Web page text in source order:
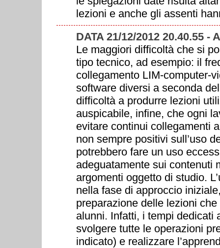
lezioni e anche gli assenti
DATA 21/12/2012 20.40.55 -
Le maggiori difficoltà che si
tipo tecnico, ad esempio: il
collegamento LIM-computer-
software diversi a seconda
difficoltà a produrre lezioni
auspicabile, infine, che ogni
evitare continui collegamenti
non sempre positivi sull’uso
potrebbero fare un uso
adeguatamente sui contenuti
argomenti oggetto di studio.
nella fase di approccio
preparazione delle lezioni
alunni. Infatti, i tempi dedicati
svolgere tutte le operazioni
indicato) e realizzare